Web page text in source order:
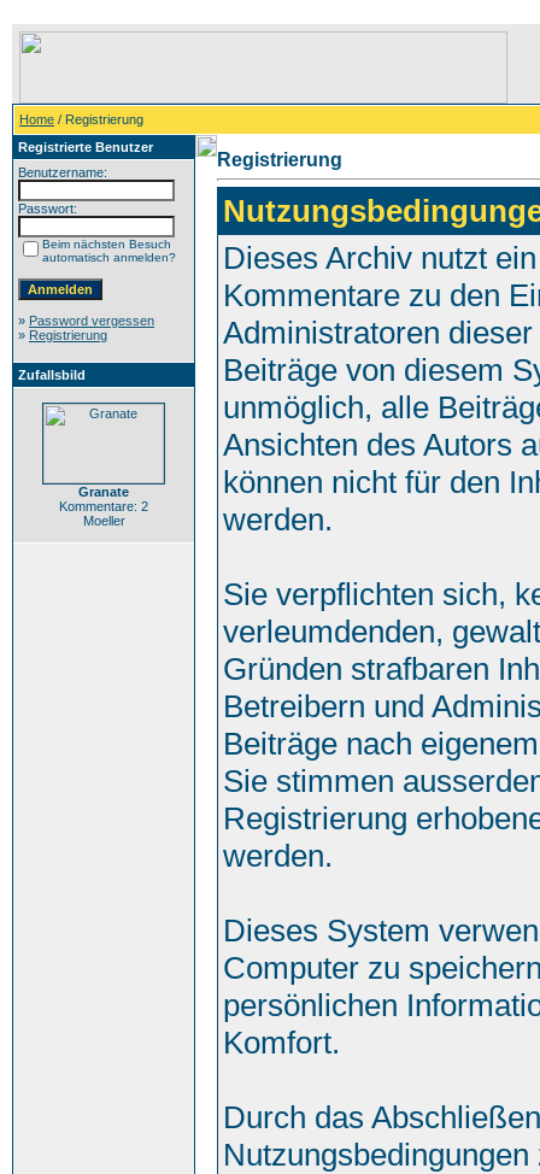
Home / Registrierung
Registrierte Benutzer
Benutzername:
Passwort:
Beim nächsten Besuch
automatisch anmelden?
» Password vergessen
» Registrierung
Zufallsbild
Granate
Kommentare: 2
Moeller
Registrierung
Dieses Archiv nutzt
Kommentare zu den
Administratoren
Beiträge von diesem
unmöglich, alle
Ansichten des Autors
können nicht für den
werden.
Sie verpflichten sich,
verleumdenden,
Gründen strafbaren
Betreibern und
Beiträge nach
Sie stimmen
Registrierung
werden.
Dieses System
Computer zu
persönlichen
Komfort.
Durch das
Nutzungsbedingungen